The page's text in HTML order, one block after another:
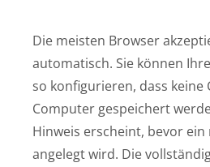
Die meisten Browser
automatisch. Sie können
so konfigurieren, dass keine
Computer gespeichert
Hinweis erscheint, bevor ein
angelegt wird. Die